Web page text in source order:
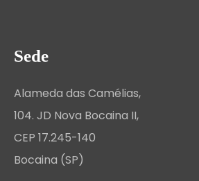
Sede
Alameda das Camélias,
104. JD Nova Bocaina II,
CEP 17.245-140
Bocaina (SP)